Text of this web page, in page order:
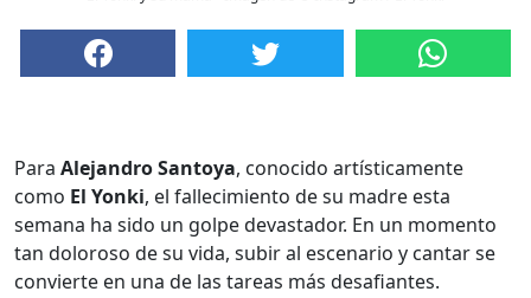
Para Alejandro Santoya, conocido artísticamente
como El Yonki, el fallecimiento de su madre esta
semana ha sido un golpe devastador. En un momento
tan doloroso de su vida, subir al escenario y cantar se
convierte en una de las tareas más desafiantes.